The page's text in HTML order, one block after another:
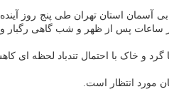
آسمان استان تهران طی پنج
پس از ظهر و شب گاهی رگبار و
و خاک با احتمال تندباد لحظه ای